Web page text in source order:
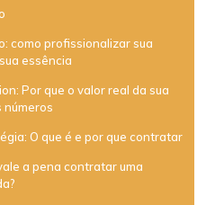
como profissionalizar sua
essência
Por que o valor real da sua
números
O que é e por que contratar
a pena contratar uma